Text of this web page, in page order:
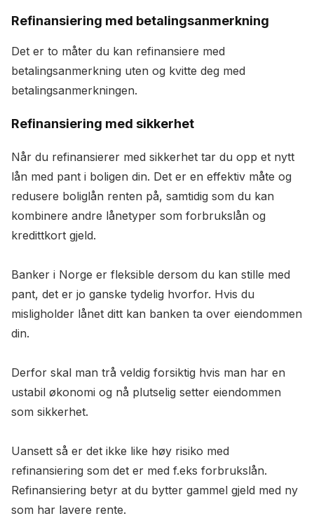
Refinansiering med betalingsanmerkning
Det er to måter du kan refinansiere med
betalingsanmerkning uten og kvitte deg med
betalingsanmerkningen.
Refinansiering med sikkerhet
Når du refinansierer med sikkerhet tar du opp et nytt
lån med pant i boligen din. Det er en effektiv måte og
redusere boliglån renten på, samtidig som du kan
kombinere andre lånetyper som forbrukslån og
kredittkort gjeld.
Banker i Norge er fleksible dersom du kan stille med
pant, det er jo ganske tydelig hvorfor. Hvis du
misligholder lånet ditt kan banken ta over eiendommen
din.
Derfor skal man trå veldig forsiktig hvis man har en
ustabil økonomi og nå plutselig setter eiendommen
som sikkerhet.
Uansett så er det ikke like høy risiko med
refinansiering som det er med f.eks forbrukslån.
Refinansiering betyr at du bytter gammel gjeld med ny
som har lavere rente.